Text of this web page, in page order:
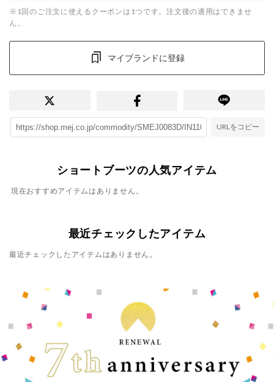
※1回のご注文に使えるクーポンは1つです。注文後の適用はできませ
ん。
マイブランドに登録
URLをコピー
ショートブーツの人気アイテム
現在おすすめアイテムはありません。
最近チェックしたアイテム
最近チェックしたアイテムはありません。